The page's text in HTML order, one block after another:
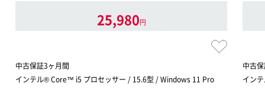
25,980円
中古保証3ヶ月間
インテル® Core™ i5 プロセッサー / 15.6型 / Windows 11 Pro
中古
イン